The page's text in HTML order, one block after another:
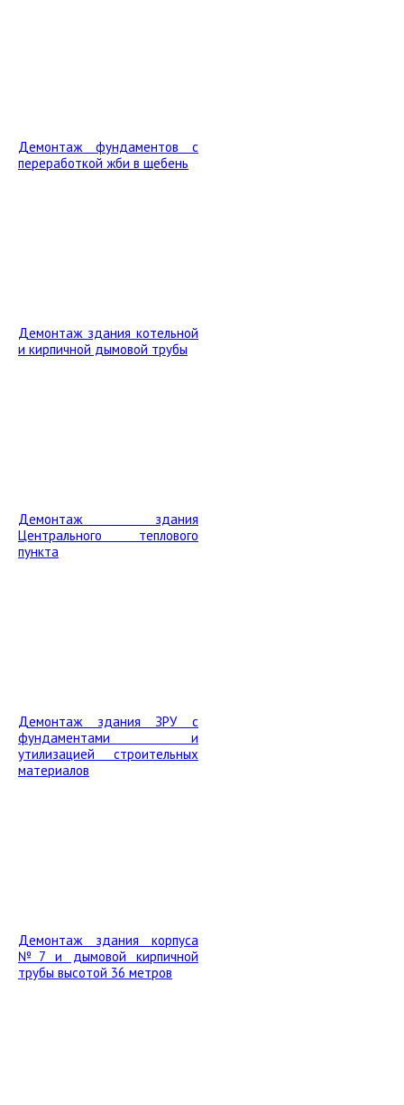
Демонтаж фундаментов с
переработкой жби в щебень
Демонтаж здания котельной
и кирпичной дымовой трубы
Демонтаж здания
Центрального теплового
пункта
Демонтаж здания ЗРУ с
фундаментами и
утилизацией строительных
материалов
Демонтаж здания корпуса
№7 и дымовой кирпичной
трубы высотой 36 метров